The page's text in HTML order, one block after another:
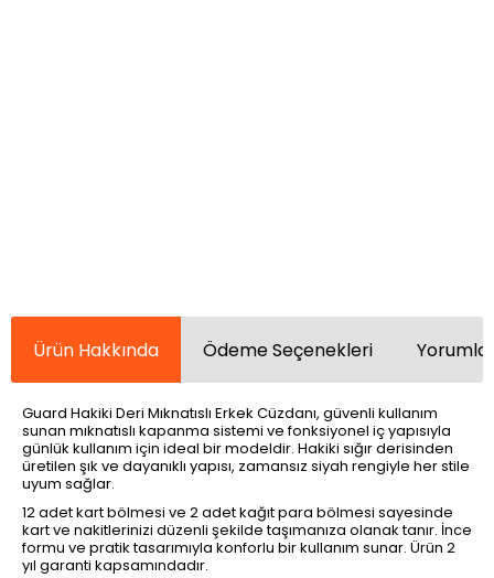
Ürün Hakkında Ödeme Seçenekleri
Guard Hakiki Deri Mıknatıslı Erkek Cüzdanı, güvenli kullanım
sunan mıknatıslı kapanma sistemi ve fonksiyonel iç yapısıyla
günlük kullanım için ideal bir modeldir. Hakiki sığır derisinden
üretilen şık ve dayanıklı yapısı, zamansız siyah rengiyle her stile
uyum sağlar.
12 adet kart bölmesi ve 2 adet kağıt para bölmesi sayesinde
kart ve nakitlerinizi düzenli şekilde taşımanıza olanak tanır. İnce
formu ve pratik tasarımıyla konforlu bir kullanım sunar. Ürün 2
yıl garanti kapsamındadır.